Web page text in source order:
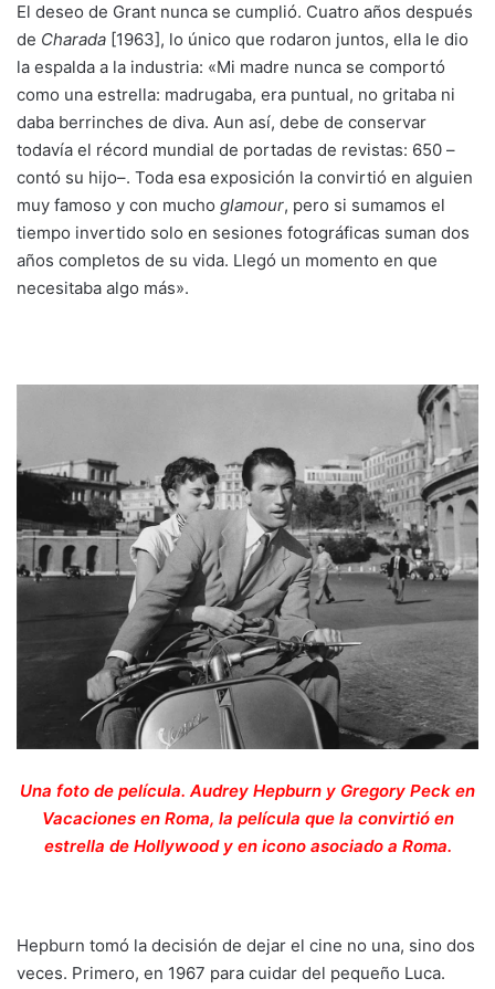
El deseo de Grant nunca se cumplió. Cuatro años después
de Charada [1963], lo único que rodaron juntos, ella le dio
la espalda a la industria: «Mi madre nunca se comportó
como una estrella: madrugaba, era puntual, no gritaba ni
daba berrinches de diva. Aun así, debe de conservar
todavía el récord mundial de portadas de revistas: 650 –
contó su hijo–. Toda esa exposición la convirtió en alguien
muy famoso y con mucho glamour, pero si sumamos el
tiempo invertido solo en sesiones fotográficas suman dos
años completos de su vida. Llegó un momento en que
necesitaba algo más».
Una foto de película. Audrey Hepburn y Gregory Peck en
Vacaciones en Roma, la película que la convirtió en
estrella de Hollywood y en icono asociado a Roma.
Hepburn tomó la decisión de dejar el cine no una, sino dos
veces. Primero, en 1967 para cuidar del pequeño Luca.